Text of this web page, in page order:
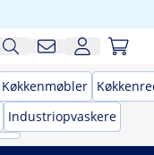
Køkkenmøbler
Industriopvaskere